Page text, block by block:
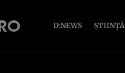
D:NEWS ȘTIINȚĂ